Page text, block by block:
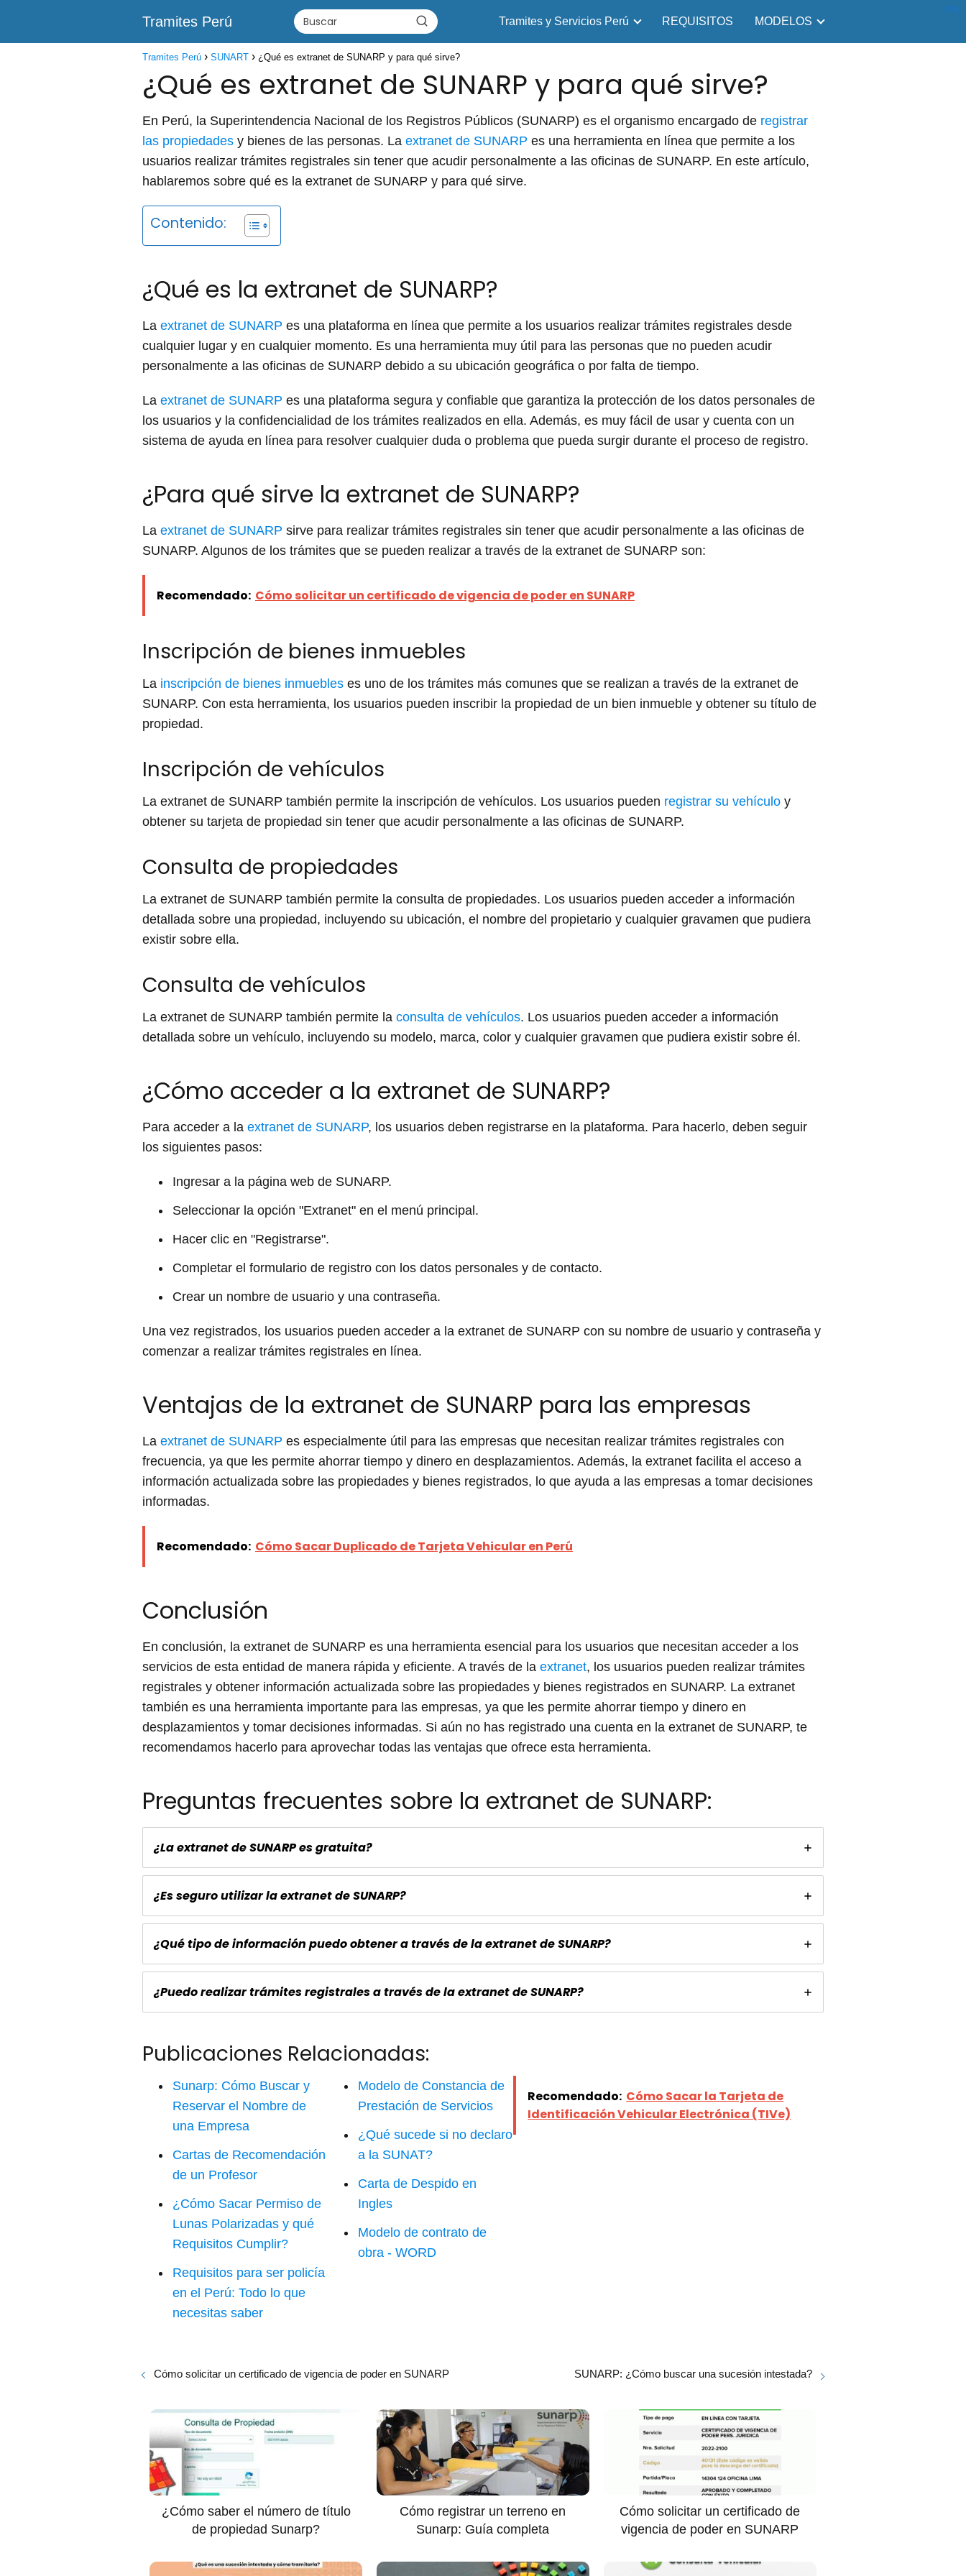
0%
Tramites Perú Tramites y Servicios Perú REQUISITOS MODELOS
Tramites Perú SUNART ¿Qué es extranet de SUNARP y para qué sirve?
¿Qué es extranet de SUNARP y para qué sirve?
En Perú, la Superintendencia Nacional de los Registros Públicos (SUNARP) es el organismo encargado de registrar
las propiedades y bienes de las personas. La extranet de SUNARP es una herramienta en línea que permite a los
usuarios realizar trámites registrales sin tener que acudir personalmente a las oficinas de SUNARP. En este artículo,
hablaremos sobre qué es la extranet de SUNARP y para qué sirve.
Contenido:
¿Qué es la extranet de SUNARP?
La extranet de SUNARP es una plataforma en línea que permite a los usuarios realizar trámites registrales desde
cualquier lugar y en cualquier momento. Es una herramienta muy útil para las personas que no pueden acudir
personalmente a las oficinas de SUNARP debido a su ubicación geográfica o por falta de tiempo.
La extranet de SUNARP es una plataforma segura y confiable que garantiza la protección de los datos personales de
los usuarios y la confidencialidad de los trámites realizados en ella. Además, es muy fácil de usar y cuenta con un
sistema de ayuda en línea para resolver cualquier duda o problema que pueda surgir durante el proceso de registro.
¿Para qué sirve la extranet de SUNARP?
La extranet de SUNARP sirve para realizar trámites registrales sin tener que acudir personalmente a las oficinas de
SUNARP. Algunos de los trámites que se pueden realizar a través de la extranet de SUNARP son:
Recomendado: Cómo solicitar un certificado de vigencia de poder en SUNARP
Inscripción de bienes inmuebles
La inscripción de bienes inmuebles es uno de los trámites más comunes que se realizan a través de la extranet de
SUNARP. Con esta herramienta, los usuarios pueden inscribir la propiedad de un bien inmueble y obtener su título de
propiedad.
Inscripción de vehículos
La extranet de SUNARP también permite la inscripción de vehículos. Los usuarios pueden registrar su vehículo y
obtener su tarjeta de propiedad sin tener que acudir personalmente a las oficinas de SUNARP.
Consulta de propiedades
La extranet de SUNARP también permite la consulta de propiedades. Los usuarios pueden acceder a información
detallada sobre una propiedad, incluyendo su ubicación, el nombre del propietario y cualquier gravamen que pudiera
existir sobre ella.
Consulta de vehículos
La extranet de SUNARP también permite la consulta de vehículos. Los usuarios pueden acceder a información
detallada sobre un vehículo, incluyendo su modelo, marca, color y cualquier gravamen que pudiera existir sobre él.
¿Cómo acceder a la extranet de SUNARP?
Para acceder a la extranet de SUNARP, los usuarios deben registrarse en la plataforma. Para hacerlo, deben seguir
los siguientes pasos:
Ingresar a la página web de SUNARP.
Seleccionar la opción "Extranet" en el menú principal.
Hacer clic en "Registrarse".
Completar el formulario de registro con los datos personales y de contacto.
Crear un nombre de usuario y una contraseña.
Una vez registrados, los usuarios pueden acceder a la extranet de SUNARP con su nombre de usuario y contraseña y
comenzar a realizar trámites registrales en línea.
Ventajas de la extranet de SUNARP para las empresas
La extranet de SUNARP es especialmente útil para las empresas que necesitan realizar trámites registrales con
frecuencia, ya que les permite ahorrar tiempo y dinero en desplazamientos. Además, la extranet facilita el acceso a
información actualizada sobre las propiedades y bienes registrados, lo que ayuda a las empresas a tomar decisiones
informadas.
Recomendado: Cómo Sacar Duplicado de Tarjeta Vehicular en Perú
Conclusión
En conclusión, la extranet de SUNARP es una herramienta esencial para los usuarios que necesitan acceder a los
servicios de esta entidad de manera rápida y eficiente. A través de la extranet, los usuarios pueden realizar trámites
registrales y obtener información actualizada sobre las propiedades y bienes registrados en SUNARP. La extranet
también es una herramienta importante para las empresas, ya que les permite ahorrar tiempo y dinero en
desplazamientos y tomar decisiones informadas. Si aún no has registrado una cuenta en la extranet de SUNARP, te
recomendamos hacerlo para aprovechar todas las ventajas que ofrece esta herramienta.
Preguntas frecuentes sobre la extranet de SUNARP:
¿La extranet de SUNARP es gratuita?
¿Es seguro utilizar la extranet de SUNARP?
¿Qué tipo de información puedo obtener a través de la extranet de SUNARP?
¿Puedo realizar trámites registrales a través de la extranet de SUNARP?
Publicaciones Relacionadas:
Sunarp: Cómo Buscar y
Reservar el Nombre de
una Empresa
Cartas de Recomendación
de un Profesor
¿Cómo Sacar Permiso de
Lunas Polarizadas y qué
Requisitos Cumplir?
Requisitos para ser policía
en el Perú: Todo lo que
necesitas saber
Modelo de Constancia de
Prestación de Servicios
¿Qué sucede si no declaro
a la SUNAT?
Carta de Despido en
Ingles
Modelo de contrato de
obra - WORD
Recomendado: Cómo Sacar la Tarjeta de
Identificación Vehicular Electrónica (TIVe)
Cómo solicitar un certificado de vigencia de poder en SUNARP SUNARP: ¿Cómo buscar una sucesión intestada?
¿Cómo saber el número de título
de propiedad Sunarp?
Cómo registrar un terreno en
Sunarp: Guía completa
Cómo solicitar un certificado de
vigencia de poder en SUNARP